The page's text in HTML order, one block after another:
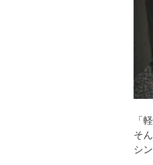
「
そ
シ